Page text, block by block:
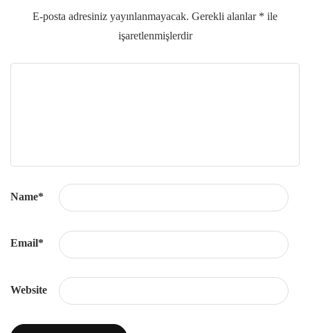
E-posta adresiniz yayınlanmayacak. Gerekli alanlar * ile
işaretlenmişlerdir
Name*
Email*
Website